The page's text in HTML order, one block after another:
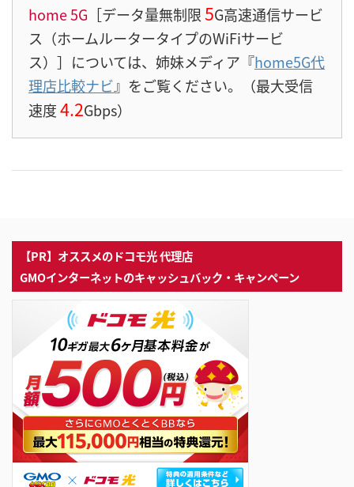
home 5G ［データ量無制限5G高速通信サービ
ス（ホームルータータイプのWiFiサービ
ス）］については、姉妹メディア『home5G代
理店比較ナビ』をご覧ください。（最大受信
速度4.2Gbps）
【PR】オススメのドコモ光 代理店
GMOインターネットのキャッシュバック・キャンペーン